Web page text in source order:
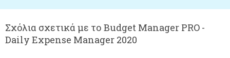
Σχόλια σχετικά με το Budget Manager PRO -
Daily Expense Manager 2020